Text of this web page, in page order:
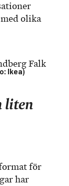
olika
Ikea)
liten
för
har